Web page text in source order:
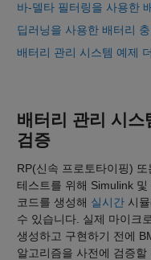
바-델타 필터링을 사용한
딥러닝을 사용한 배터리
배터리 관리 시스템 예제
배터리 관리 시스
검증
RP(신속 프로토타이핑)
테스트를 위해 Simulink
코드를 생성해 실시간 시
수 있습니다. 실제 마이크
생성하고 구현하기 전에
알고리즘을 사전에 검증